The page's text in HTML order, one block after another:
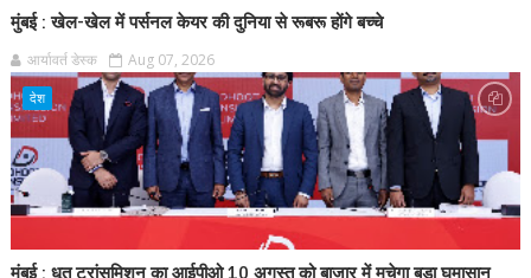
मुंबई : खेल-खेल में पर्सनल केयर की दुनिया से रूबरू होंगे बच्चे
आर्यावर्त डेस्क Aug 07, 2026
देश
मुंबई : धूत ट्रांसमिशन का आईपीओ 10 अगस्त को बाजार में मचेगा बड़ा घमासान